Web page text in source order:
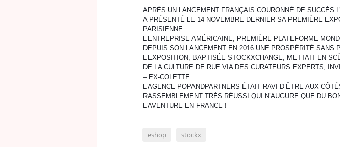
APRÈS UN LANCEMENT FRANÇAIS COURONNÉ DE SUCCÈS
A PRÉSENTÉ LE 14 NOVEMBRE DERNIER SA PREMIÈRE
PARISIENNE.
L’ENTREPRISE AMÉRICAINE, PREMIÈRE PLATEFORME
DEPUIS SON LANCEMENT EN 2016 UNE PROSPÉRITÉ SANS
L’EXPOSITION, BAPTISÉE STOCKXCHANGE, METTAIT EN
DE LA CULTURE DE RUE VIA DES CURATEURS EXPERTS,
– EX-COLETTE.
L’AGENCE POPANDPARTNERS ÉTAIT RAVI D’ÊTRE AUX
RASSEMBLEMENT TRÈS RÉUSSI QUI N’AUGURE QUE DU
L’AVENTURE EN FRANCE !
eshop stockx